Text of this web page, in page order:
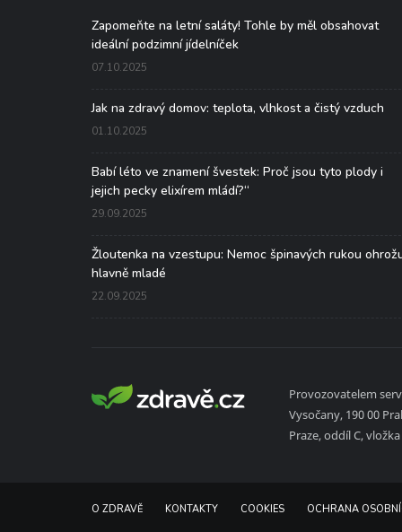
Zapomeňte na letní saláty! Tohle by měl obsahovat
ideální podzimní jídelníček
07.10.2025
Jak na zdravý domov: teplota, vlhkost a čistý vzduch
01.10.2025
Babí léto ve znamení švestek: Proč jsou tyto plody i
jejich pecky elixírem mládí?“
29.09.2025
Žloutenka na vzestupu: Nemoc špinavých rukou
hlavně mladé
22.09.2025
Provozovatelem
Vysočany, 190 00
Praze, oddíl C,
O ZDRAVĚ KONTAKTY COOKIES OCHRANA